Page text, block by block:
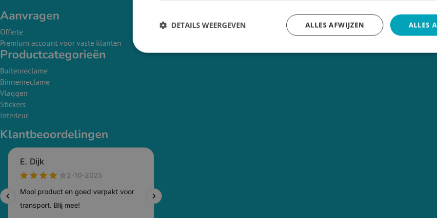
Aanvragen
Offerte
Premium account voor vaste klanten
Productcategorieën
Buitenreclame
Binnenreclame
Vlaggen
Stickers
Interieur
Klantbeoordelingen
ALLES
ALLES AFWIJZEN
DETAILS WEERGEVEN